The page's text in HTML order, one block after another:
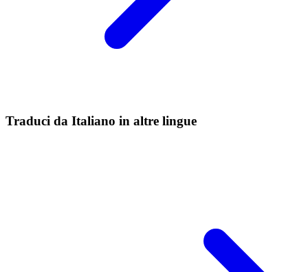
Traduci da Italiano in altre lingue